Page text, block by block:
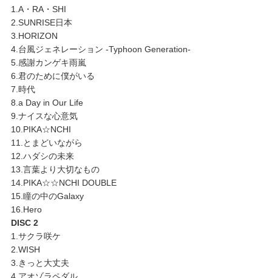
1.A・RA・SHI
2.SUNRISE日本
3.HORIZON
4.台風ジェネレーション -Typhoon Generation-
5.感謝カンゲキ雨嵐
6.君のために僕がいる
7.時代
8.a Day in Our Life
9.ナイスな心意気
10.PIKA☆NCHI
11.とまどいながら
12.ハダシの未来
13.言葉より大切なもの
14.PIKA☆☆NCHI DOUBLE
15.瞳の中のGalaxy
16.Hero
DISC 2
1.サクラ咲ケ
2.WISH
3.きっと大丈夫